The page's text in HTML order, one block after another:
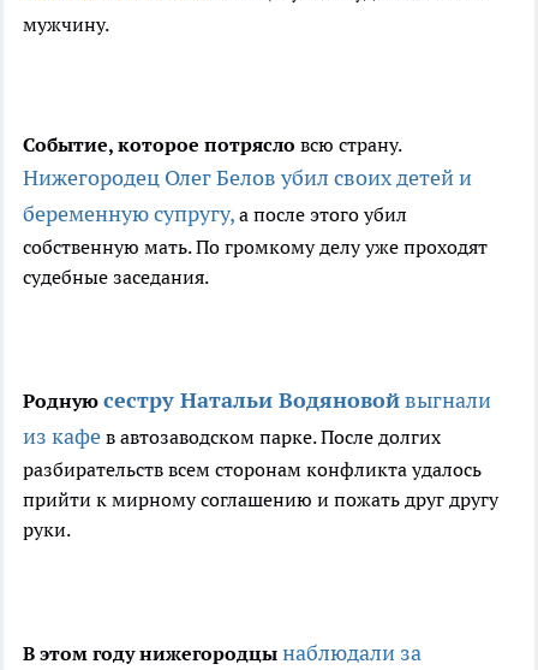
мужчину.
Событие, которое потрясло всю страну.
Нижегородец Олег Белов убил своих детей и
беременную супругу, а после этого убил
собственную мать. По громкому делу уже проходят
судебные заседания.
Родную сестру Натальи Водяновойвыгнали
из кафе в автозаводском парке. После долгих
разбирательств всем сторонам конфликта удалось
прийти к мирному соглашению и пожать друг другу
руки.
В этом году нижегородцы наблюдали за